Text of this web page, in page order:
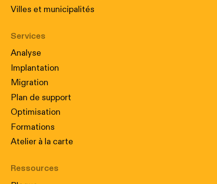
Villes et municipalités
Services
Analyse
Implantation
Migration
Plan de support
Optimisation
Formations
Atelier à la carte
Ressources